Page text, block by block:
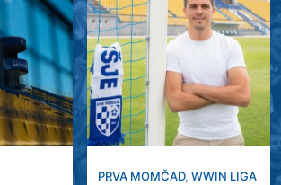
PRVA MOMČAD,WWIN LIGA